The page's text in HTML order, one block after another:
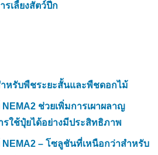
เลี้ยงสัตว์ปีก
ำหรับพืชระยะสั้นและพืชดอกไม้
ช่วยเพิ่มการเผาผลาญ
รใช้ปุ๋ยได้อย่างมีประสิทธิภาพ
– โซลูชันที่เหนือกว่าสำหรับ